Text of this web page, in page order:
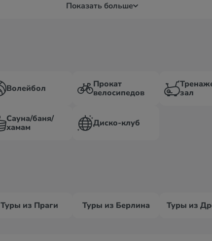
Показать больше
Волейбол
Прокат
велосипедов
зал
Сауна/баня/
хамам
Диско-клуб
Туры из Праги Туры из Берлина Туры из